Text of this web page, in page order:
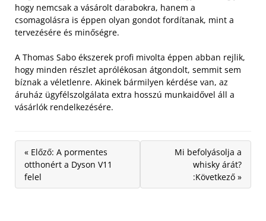
hogy nemcsak a vásárolt darabokra, hanem a
csomagolásra is éppen olyan gondot fordítanak, mint a
tervezésére és minőségre.
A Thomas Sabo ékszerek profi mivolta éppen abban rejlik,
hogy minden részlet aprólékosan átgondolt, semmit sem
bíznak a véletlenre. Akinek bármilyen kérdése van, az
áruház ügyfélszolgálata extra hosszú munkaidővel áll a
vásárlók rendelkezésére.
« Előző: A pormentes
otthonért a Dyson V11
felel
Mi befolyásolja a
whisky árát?
:Következő »